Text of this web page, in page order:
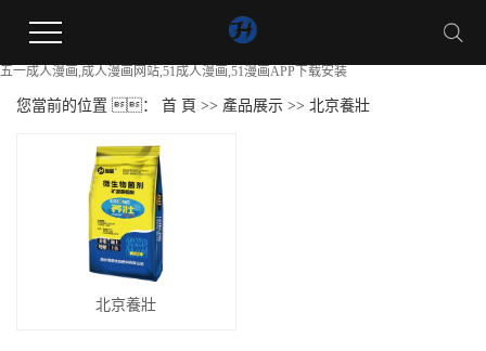
五一成人漫画,成人漫画网站,51成人漫画,51漫画APP下载安装
您當前的位置 ： 首 頁 >> 產品展示 >> 北京養壯
北京養壯